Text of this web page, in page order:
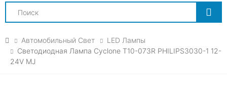
Search
Автомобильный Свет
LED Лампы
Светодиодная Лампа Cyclone T10-073R PHILIPS3030-1 12-
24V MJ